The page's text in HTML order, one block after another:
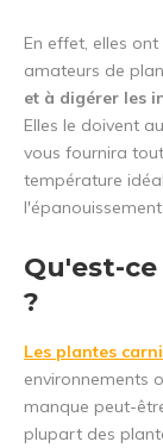
En effet, elles
amateurs de
et à digérer les
Elles le doivent
vous fournira
température
Qu'est-
?
Les plantes
environnements
manque peut-
plupart des